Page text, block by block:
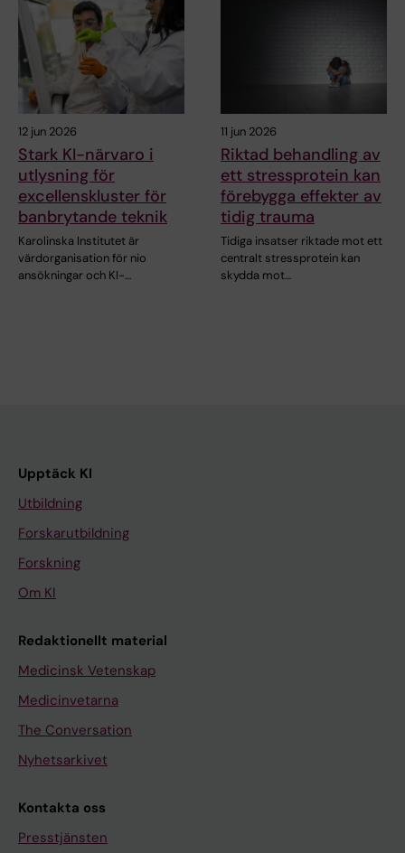
12 jun 2026
Stark KI-närvaro i
utlysning för
excellenskluster för
banbrytande teknik
Karolinska Institutet är
värdorganisation för nio
ansökningar och KI-…
11 jun 2026
Riktad behandling av
ett stressprotein kan
förebygga effekter av
tidig trauma
Tidiga insatser riktade mot ett
centralt stressprotein kan
skydda mot…
Upptäck KI
Utbildning
Forskarutbildning
Forskning
Om KI
Redaktionellt material
Medicinsk Vetenskap
Medicinvetarna
The Conversation
Nyhetsarkivet
Kontakta oss
Presstjänsten